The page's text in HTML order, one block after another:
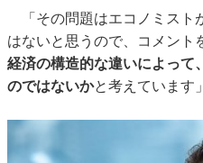
「その問題はエコノミスト
はないと思うので、コメント
経済の構造的な違いによって
のではないかと考えています